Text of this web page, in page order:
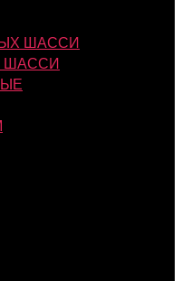
ШАССИ
ШАССИ